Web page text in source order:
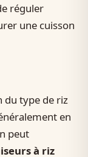
réguler
une cuisson
du type de riz
en
peut
à riz